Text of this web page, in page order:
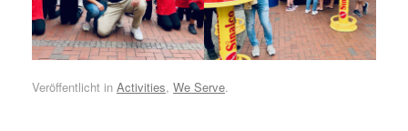
Veröffentlicht in Activities, We Serve.